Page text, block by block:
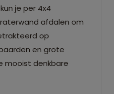
je per 4x4
afdalen om
op
en grote
mooist denkbare